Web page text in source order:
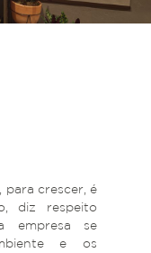
para crescer, é
diz respeito
empresa se
e os